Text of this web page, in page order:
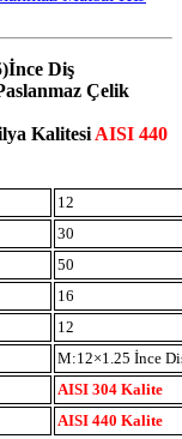
Diş
Çelik
Kalitesi AISI 440
12
30
50
16
12
M:12×1.25 İnce
AISI 304 Kalite
AISI 440 Kalite